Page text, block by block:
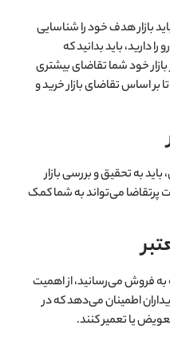
بازار هدف خود را شناسایی
باید بدانید که
خود شما تقاضای بیشتری
بر اساس تقاضای بازار خرید و
به تحقیق و بررسی بازار
پرتقاضا می‌تواند به شما کمک
به فروش می‌رسانید، از اهمیت
اطمینان می‌دهد که در
یا تعمیر کنند.